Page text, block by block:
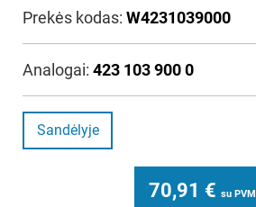
Prekės kodas: W4231039000
Analogai: 423 103 900 0
Sandėlyje
70,91 € su PVM